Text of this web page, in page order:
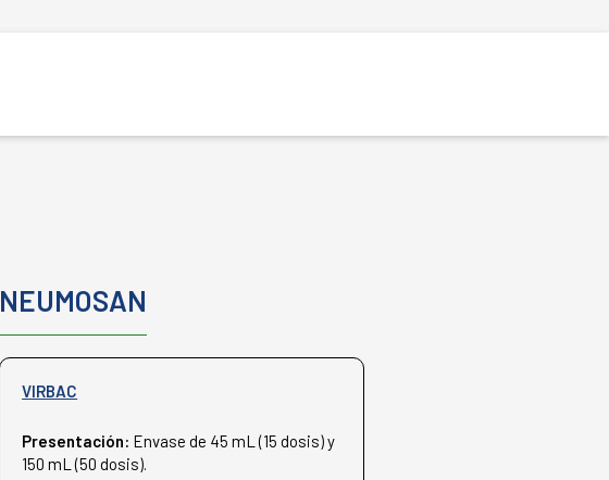
NEUMOSAN
VIRBAC
Presentación: Envase de 45 mL (15 dosis) y
150 mL (50 dosis).